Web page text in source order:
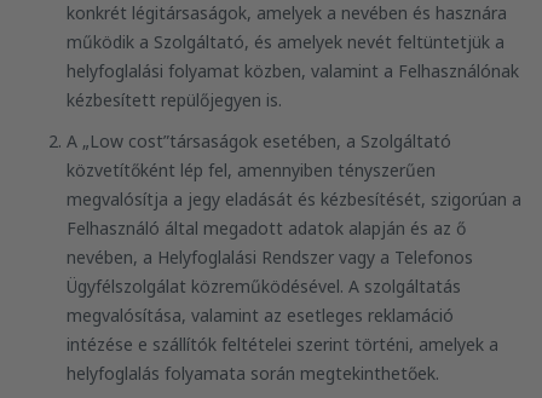
konkrét légitársaságok, amelyek a nevében és hasznára
működik a Szolgáltató, és amelyek nevét feltüntetjük a
helyfoglalási folyamat közben, valamint a Felhasználónak
kézbesített repülőjegyen is.
A „Low cost”társaságok esetében, a Szolgáltató
közvetítőként lép fel, amennyiben tényszerűen
megvalósítja a jegy eladását és kézbesítését, szigorúan a
Felhasználó által megadott adatok alapján és az ő
nevében, a Helyfoglalási Rendszer vagy a Telefonos
Ügyfélszolgálat közreműködésével. A szolgáltatás
megvalósítása, valamint az esetleges reklamáció
intézése e szállítók feltételei szerint történi, amelyek a
helyfoglalás folyamata során megtekinthetőek.